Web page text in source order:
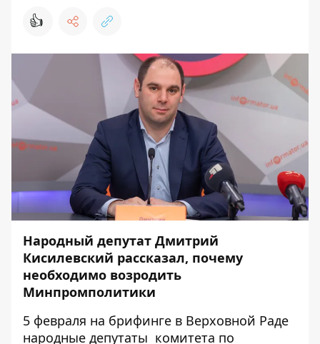
👍
Народный депутат Дмитрий
Кисилевский рассказал, почему
необходимо возродить
Минпромполитики
5 февраля на брифинге в Верховной Раде
народные депутаты комитета по